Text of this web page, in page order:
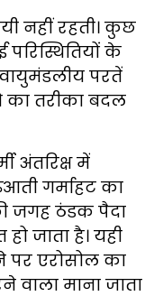
नहीं रहती। कुछ
के
परतें
का तरीका बदल
अंतरिक्ष में
गर्माहट का
जगह ठंडक पैदा
जाता है। यही
एरोसोल का
वाला माना जाता